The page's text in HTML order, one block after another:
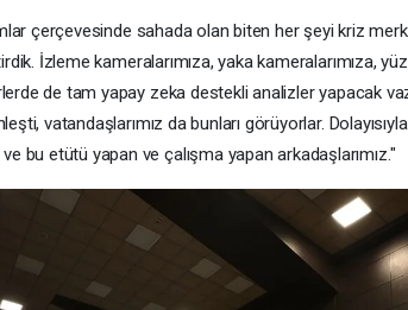
çerçevesinde sahada olan biten her şeyi kriz
İzleme kameralarımıza, yaka kameralarımıza,
de tam yapay zeka destekli analizler yapacak
vatandaşlarımız da bunları görüyorlar.
bu etütü yapan ve çalışma yapan arkadaşlarımız."